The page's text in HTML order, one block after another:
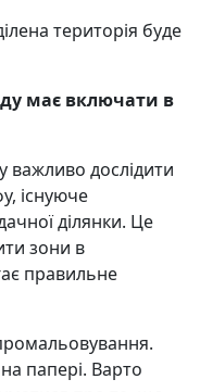
територія буде
має включати в
важливо дослідити
існуюче
ділянки. Це
зони в
правильне
на папері. Варто